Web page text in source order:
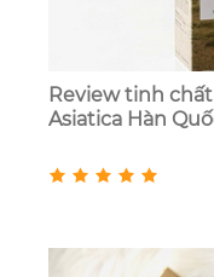
Review tinh
Asiatica Hàn